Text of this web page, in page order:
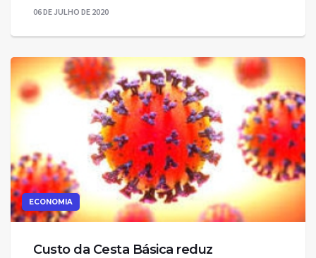
06 DE JULHO DE 2020
ECONOMIA
Custo da Cesta Básica reduz